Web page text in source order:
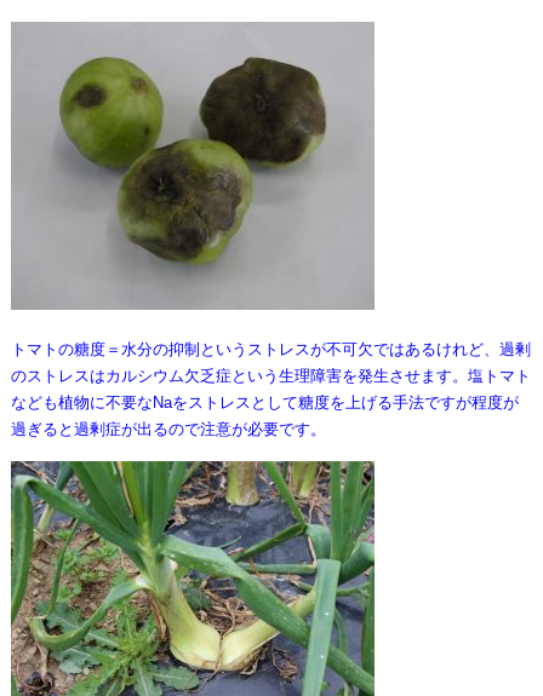
トマトの糖度＝水分の抑制というストレスが不可欠ではあるけれど、過剰
のストレスはカルシウム欠乏症という生理障害を発生させます。塩トマト
なども植物に不要なNaをストレスとして糖度を上げる手法ですが程度が
過ぎると過剰症が出るので注意が必要です。